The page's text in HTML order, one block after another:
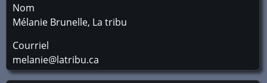
Nom
Mélanie Brunelle, La tribu
Courriel
melanie@latribu.ca